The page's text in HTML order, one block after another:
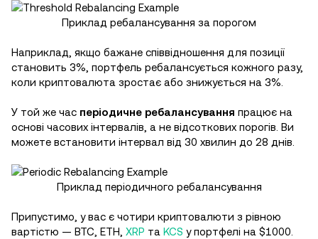
Приклад ребалансування за порогом
Наприклад, якщо бажане співвідношення для позиції
становить 3%, портфель ребалансується кожного разу,
коли криптовалюта зростає або знижується на 3%.
У той же час періодичне ребалансування працює на
основі часових інтервалів, а не відсоткових порогів. Ви
можете встановити інтервал від 30 хвилин до 28 днів.
Приклад періодичного ребалансування
Припустимо, у вас є чотири криптовалюти з рівною
вартістю — BTC, ETH, XRP та KCS у портфелі на $1000.